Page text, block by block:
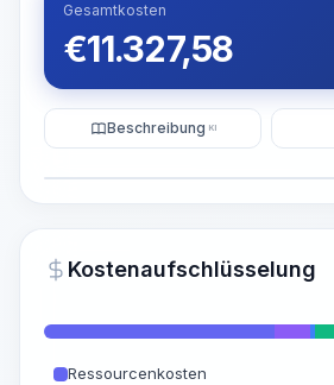
~15-30 Sek.
Gesamtkosten
€11.327,58
Beschreibung KI
Kostenaufschlüsselung
Ressourcenkosten